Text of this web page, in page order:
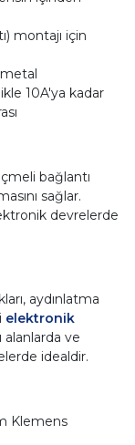
montajı için
10A'ya kadar
bağlantı
sağlar.
devrelerde
aydınlatma
elektronik
alanlarda ve
idealdir.
Klemens